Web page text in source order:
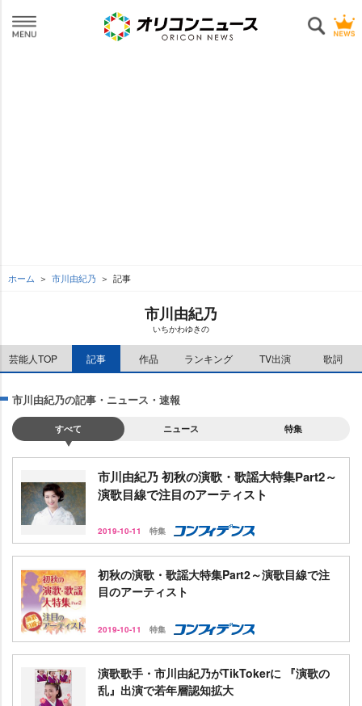
ホーム 市川由紀乃 記事
市川由紀乃
いちかわゆきの
芸能人TOP 記事 作品 ランキング TV出演 歌詞
市川由紀乃の記事・ニュース・速報
すべて ニュース 特集
市川由紀乃 初秋の演歌・歌謡大特集Part2～
演歌目線で注目のアーティスト
2019-10-11 特集
初秋の演歌・歌謡大特集Part2～演歌目線で注
目のアーティスト
2019-10-11 特集
演歌歌手・市川由紀乃がTikTokerに 『演歌の
乱』出演で若年層認知拡大